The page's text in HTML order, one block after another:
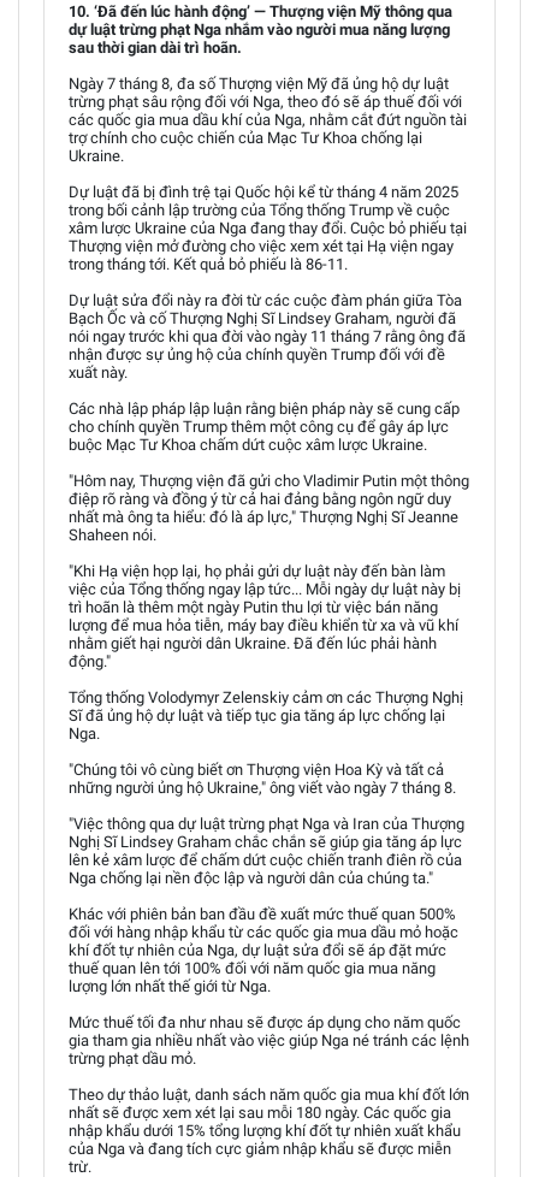
10. ‘Đã đến lúc hành động’ — Thượng viện Mỹ thông qua
dự luật trừng phạt Nga nhắm vào người mua năng lượng
sau thời gian dài trì hoãn.
Ngày 7 tháng 8, đa số Thượng viện Mỹ đã ủng hộ dự luật
trừng phạt sâu rộng đối với Nga, theo đó sẽ áp thuế đối với
các quốc gia mua dầu khí của Nga, nhằm cắt đứt nguồn tài
trợ chính cho cuộc chiến của Mạc Tư Khoa chống lại
Ukraine.
Dự luật đã bị đình trệ tại Quốc hội kể từ tháng 4 năm 2025
trong bối cảnh lập trường của Tổng thống Trump về cuộc
xâm lược Ukraine của Nga đang thay đổi. Cuộc bỏ phiếu tại
Thượng viện mở đường cho việc xem xét tại Hạ viện ngay
trong tháng tới. Kết quả bỏ phiếu là 86-11.
Dự luật sửa đổi này ra đời từ các cuộc đàm phán giữa Tòa
Bạch Ốc và cố Thượng Nghị Sĩ Lindsey Graham, người đã
nói ngay trước khi qua đời vào ngày 11 tháng 7 rằng ông đã
nhận được sự ủng hộ của chính quyền Trump đối với đề
xuất này.
Các nhà lập pháp lập luận rằng biện pháp này sẽ cung cấp
cho chính quyền Trump thêm một công cụ để gây áp lực
buộc Mạc Tư Khoa chấm dứt cuộc xâm lược Ukraine.
"Hôm nay, Thượng viện đã gửi cho Vladimir Putin một thông
điệp rõ ràng và đồng ý từ cả hai đảng bằng ngôn ngữ duy
nhất mà ông ta hiểu: đó là áp lực," Thượng Nghị Sĩ Jeanne
Shaheen nói.
"Khi Hạ viện họp lại, họ phải gửi dự luật này đến bàn làm
việc của Tổng thống ngay lập tức... Mỗi ngày dự luật này bị
trì hoãn là thêm một ngày Putin thu lợi từ việc bán năng
lượng để mua hỏa tiễn, máy bay điều khiển từ xa và vũ khí
nhằm giết hại người dân Ukraine. Đã đến lúc phải hành
động."
Tổng thống Volodymyr Zelenskiy cảm ơn các Thượng Nghị
Sĩ đã ủng hộ dự luật và tiếp tục gia tăng áp lực chống lại
Nga.
"Chúng tôi vô cùng biết ơn Thượng viện Hoa Kỳ và tất cả
những người ủng hộ Ukraine," ông viết vào ngày 7 tháng 8.
"Việc thông qua dự luật trừng phạt Nga và Iran của Thượng
Nghị Sĩ Lindsey Graham chắc chắn sẽ giúp gia tăng áp lực
lên kẻ xâm lược để chấm dứt cuộc chiến tranh điên rồ của
Nga chống lại nền độc lập và người dân của chúng ta."
Khác với phiên bản ban đầu đề xuất mức thuế quan 500%
đối với hàng nhập khẩu từ các quốc gia mua dầu mỏ hoặc
khí đốt tự nhiên của Nga, dự luật sửa đổi sẽ áp đặt mức
thuế quan lên tới 100% đối với năm quốc gia mua năng
lượng lớn nhất thế giới từ Nga.
Mức thuế tối đa như nhau sẽ được áp dụng cho năm quốc
gia tham gia nhiều nhất vào việc giúp Nga né tránh các lệnh
trừng phạt dầu mỏ.
Theo dự thảo luật, danh sách năm quốc gia mua khí đốt lớn
nhất sẽ được xem xét lại sau mỗi 180 ngày. Các quốc gia
nhập khẩu dưới 15% tổng lượng khí đốt tự nhiên xuất khẩu
của Nga và đang tích cực giảm nhập khẩu sẽ được miễn
trừ.